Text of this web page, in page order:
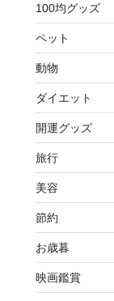
100均グッズ
ペット
動物
ダイエット
開運グッズ
旅行
美容
節約
お歳暮
映画鑑賞